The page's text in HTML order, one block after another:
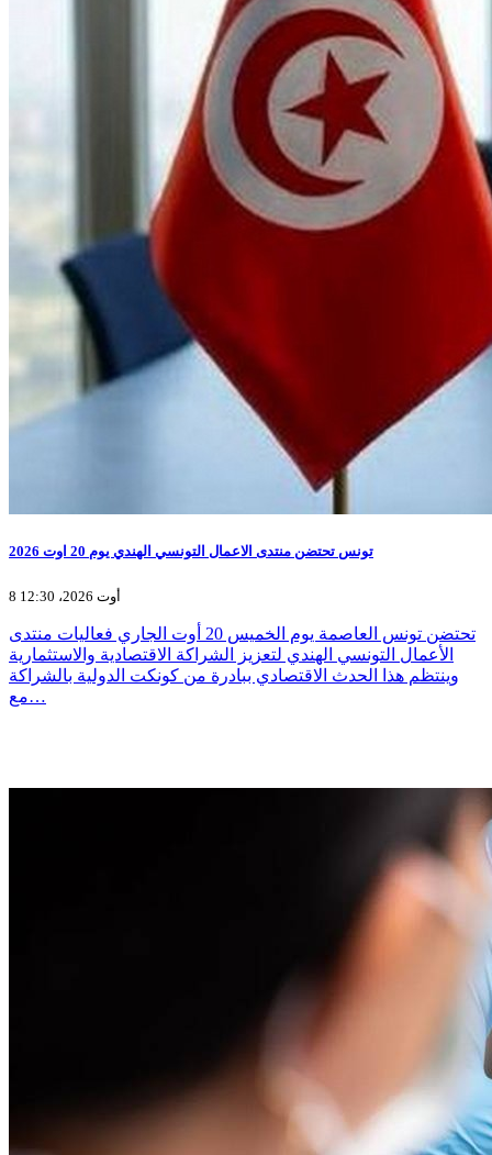
تونس تحتضن منتدى الاعمال التونسي الهندي يوم 20 اوت 2026
8 أوت 2026، 12:30
تحتضن تونس العاصمة يوم الخميس 20 أوت الجاري فعاليات منتدى
الأعمال التونسي الهندي لتعزيز الشراكة الاقتصادية والاستثمارية
وينتظم هذا الحدث الاقتصادي ببادرة من كونكت الدولية بالشراكة
مع…